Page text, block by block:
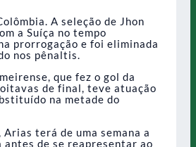
A seleção de Jhon
a Suíça no tempo
prorrogação e foi eliminada
nos pênaltis.
que fez o gol da
de final, teve atuação
na metade do
Arias terá de uma semana a
antes de se reapresentar ao